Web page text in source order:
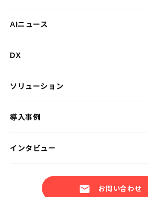
AIニュース
DX
ソリューション
導入事例
インタビュー
お問い合わせ